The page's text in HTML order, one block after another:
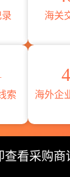
海关
索
4
海外企
查看采购商